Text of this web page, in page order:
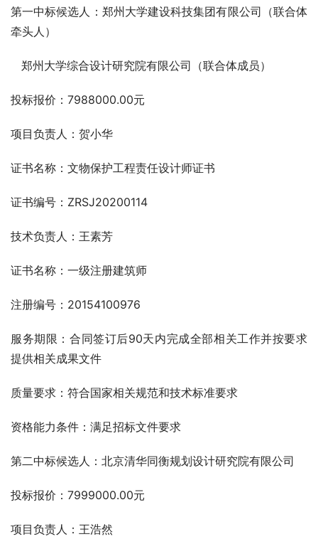
第一中标候选人：郑州大学建设科技集团有限公司（联合体
牵头人）
郑州大学综合设计研究院有限公司（联合体成员）
投标报价：7988000.00元
项目负责人：贺小华
证书名称：文物保护工程责任设计师证书
证书编号：ZRSJ20200114
技术负责人：王素芳
证书名称：一级注册建筑师
注册编号：20154100976
服务期限：合同签订后90天内完成全部相关工作并按要求
提供相关成果文件
质量要求：符合国家相关规范和技术标准要求
资格能力条件：满足招标文件要求
第二中标候选人：北京清华同衡规划设计研究院有限公司
投标报价：7999000.00元
项目负责人：王浩然